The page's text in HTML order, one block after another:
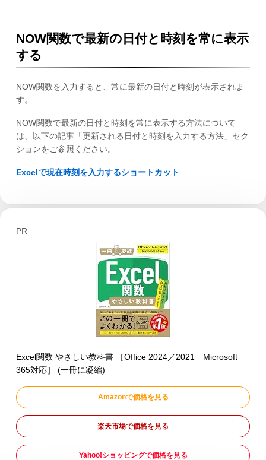
NOW関数で最新の日付と時刻を常に表示
する
NOW関数を入力すると、常に最新の日付と時刻が表示されま
す。
NOW関数で最新の日付と時刻を常に表示する方法について
は、以下の記事「更新される日付と時刻を入力する方法」セク
ションをご参照ください。
Excelで現在時刻を入力するショートカット
PR
Excel関数 やさしい教科書 ［Office 2024／2021 Microsoft
365対応］ (一冊に凝縮)
Amazonで価格を見る
楽天市場で価格を見る
Yahoo!ショッピングで価格を見る